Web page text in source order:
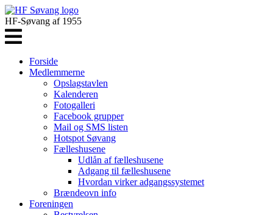
HF-Søvang af 1955
Forside
Medlemmerne
Opslagstavlen
Kalenderen
Fotogalleri
Facebook grupper
Mail og SMS listen
Hotspot Søvang
Fælleshusene
Udlån af fælleshusene
Adgang til fælleshusene
Hvordan virker adgangssystemet
Brændeovn info
Foreningen